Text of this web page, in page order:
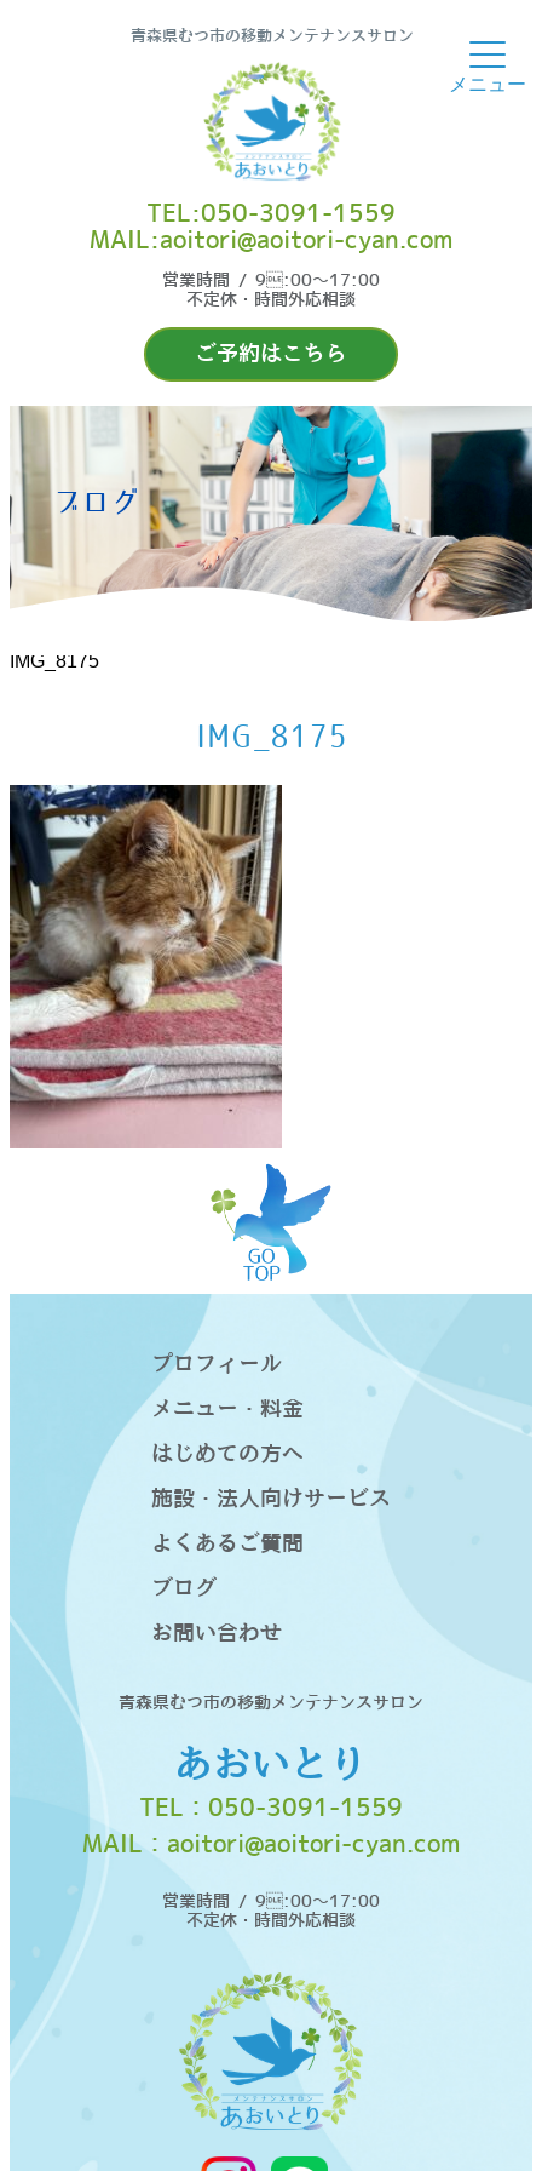
青森県むつ市の移動メンテナンスサロン
ご予約はこちら
TEL:050-3091-1559
MAIL:aoitori@aoitori-cyan.com
営業時間 / 9:00〜17:00
不定休・時間外応相談
ブログ
IMG_8175
IMG_8175
青森県むつ市の移動メンテナンスサロン
あおいとり
TEL： 050-3091-1559
MAIL： aoitori@aoitori-cyan.com
営業時間 / 9:00〜17:00
不定休・時間外応相談
プロフィール
メニュー・料金
はじめての方へ
施設・法人向けサービス
よくあるご質問
ブログ
お問い合わせ